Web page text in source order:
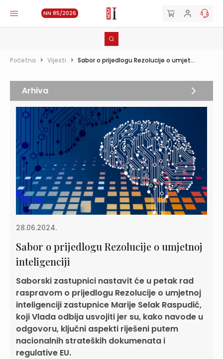
NN 85/2026
Početna > Vijesti > Sabor o prijedlogu Rezolucije o umjet...
28.06.2024.
Sabor o prijedlogu Rezolucije o umjetnoj
inteligenciji
Saborski zastupnici nastavit će u petak rad
raspravom o prijedlogu Rezolucije o umjetnoj
inteligenciji zastupnice Marije Selak Raspudić,
koji Vlada odbija usvojiti jer su, kako navode u
odgovoru, ključni aspekti riješeni putem
nacionalnih strateških dokumenata i
regulative EU.
Arhiva